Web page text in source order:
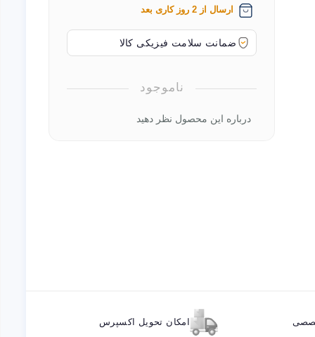
ارسال از 2 روز کاری بعد
ضمانت سلامت فیزیکی کالا
ناموجود
درباره این محصول نظر دهید
امکان تحویل اکسپرس